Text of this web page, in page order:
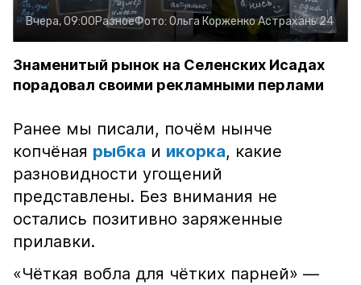
Вчера, 09:00РазноеФото: Ольга КорженкоАстрахань 24
Знаменитый рынок на Селенских Исадах
порадовал своими рекламными перлами
Ранее мы писали, почём нынче
копчёная рыбка и икорка, какие
разновидности угощений
представлены. Без внимания не
остались позитивно заряженные
прилавки.
«Чёткая вобла для чётких парней» —